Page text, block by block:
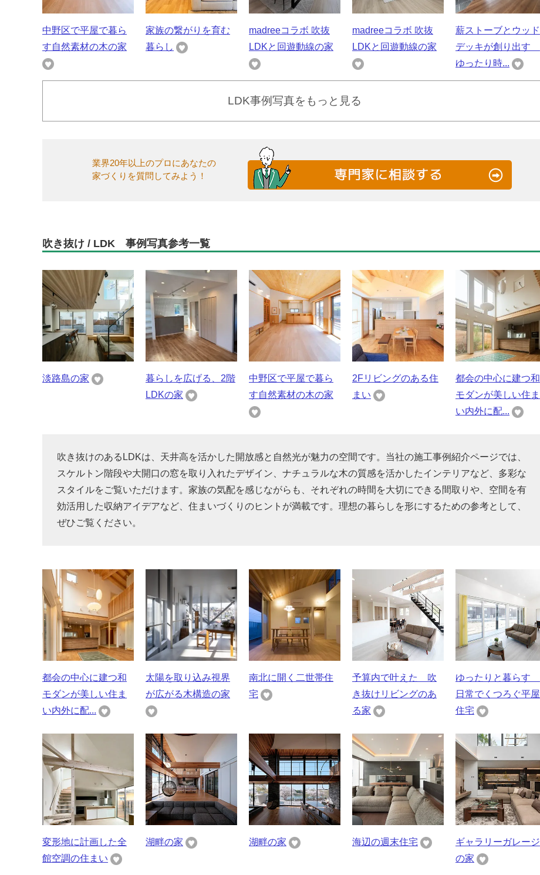
中野区で平屋で暮ら
す自然素材の木の家
家族の繋がりを育む
暮らし
madreeコラボ 吹抜
LDKと回遊動線の家
madreeコラボ 吹抜
LDKと回遊動線の家
薪ストーブとウッド
デッキが創り出す
ゆったり時...
LDK事例写真をもっと見る
業界20年以上のプロにあなたの
家づくりを質問してみよう！
吹き抜け / LDK 事例写真参考一覧
淡路島の家
暮らしを広げる、2階
LDKの家
中野区で平屋で暮ら
す自然素材の木の家
2Fリビングのある住
まい
都会の中心に建つ和
モダンが美しい住ま
い内外に配...
吹き抜けのあるLDKは、天井高を活かした開放感と自然光が魅力の空間です。当社の施工事例紹介ページでは、
スケルトン階段や大開口の窓を取り入れたデザイン、ナチュラルな木の質感を活かしたインテリアなど、多彩な
スタイルをご覧いただけます。家族の気配を感じながらも、それぞれの時間を大切にできる間取りや、空間を有
効活用した収納アイデアなど、住まいづくりのヒントが満載です。理想の暮らしを形にするための参考として、
ぜひご覧ください。
都会の中心に建つ和
モダンが美しい住ま
い内外に配...
太陽を取り込み視界
が広がる木構造の家
南北に開く二世帯住
宅
予算内で叶えた 吹
き抜けリビングのあ
る家
ゆったりと暮らす
日常でくつろぐ平屋
住宅
変形地に計画した全
館空調の住まい
湖畔の家 湖畔の家 海辺の週末住宅
ギャラリーガレージ
の家